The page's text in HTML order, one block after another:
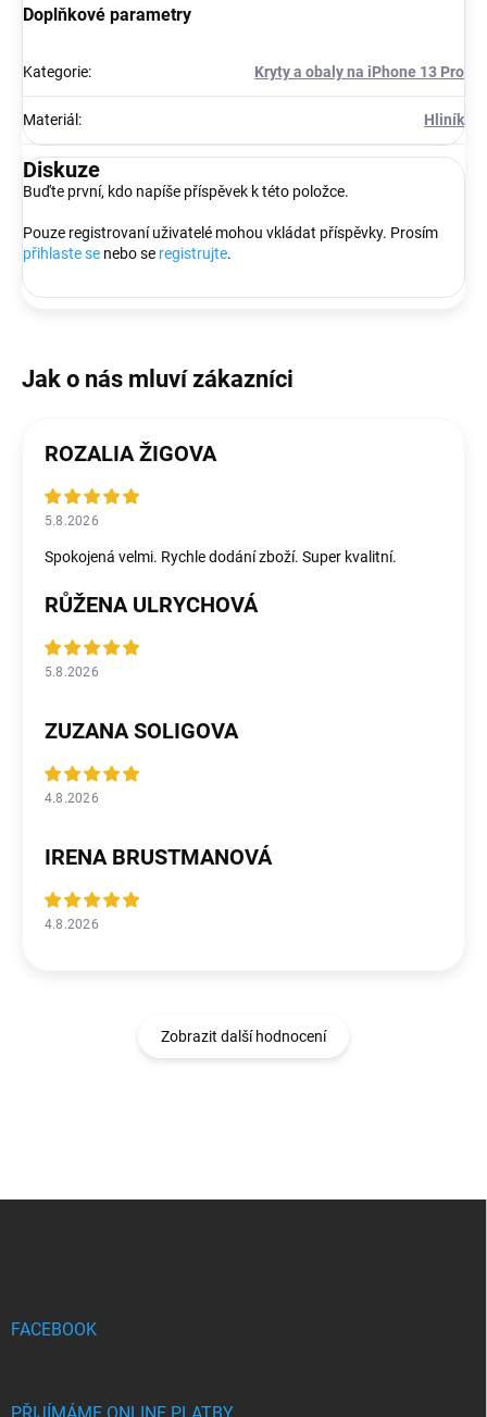
Doplňkové parametry
Kategorie: Kryty a obaly na iPhone 13 Pro
Materiál : Hliník
Diskuze
Buďte první, kdo napíše příspěvek k této položce.
Pouze registrovaní uživatelé mohou vkládat příspěvky. Prosím
přihlaste se nebo se registrujte.
ROZALIA ŽIGOVA
5.8.2026
Spokojená velmi. Rychle dodání zboží. Super kvalitní.
RŮŽENA ULRYCHOVÁ
5.8.2026
ZUZANA SOLIGOVA
4.8.2026
IRENA BRUSTMANOVÁ
4.8.2026
Zobrazit další hodnocení
FACEBOOK